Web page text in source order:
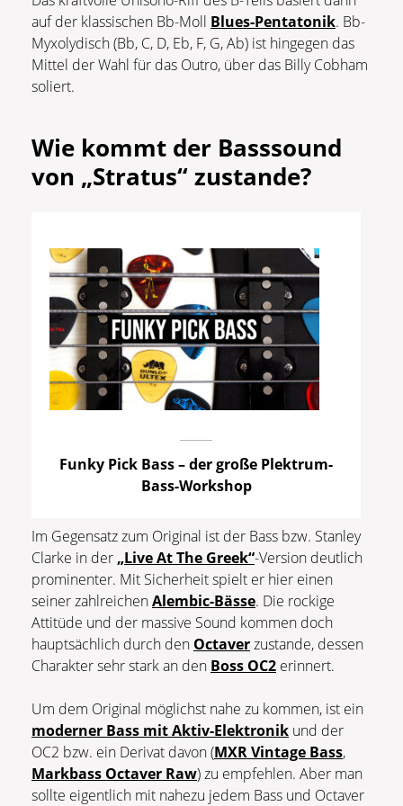
auf der klassischen Bb-Moll Blues-Pentatonik. Bb-
Myxolydisch (Bb, C, D, Eb, F, G, Ab) ist hingegen das
Mittel der Wahl für das Outro, über das Billy Cobham
soliert.
Wie kommt der Basssound
von „Stratus“ zustande?
Funky Pick Bass – der große Plektrum-
Bass-Workshop
Im Gegensatz zum Original ist der Bass bzw. Stanley
Clarke in der „Live At The Greek“-Version deutlich
prominenter. Mit Sicherheit spielt er hier einen
seiner zahlreichenAlembic-Bässe. Die rockige
Attitüde und der massive Sound kommen doch
hauptsächlich durch den Octaverzustande, dessen
Charakter sehr stark an den Boss OC2 erinnert.
Um dem Original möglichst nahe zu kommen, ist ein
moderner Bass mit Aktiv-Elektronik und der
OC2 bzw. ein Derivat davon (MXR Vintage Bass,
Markbass Octaver Raw) zu empfehlen. Aber man
sollte eigentlich mit nahezu jedem Bass und Octaver